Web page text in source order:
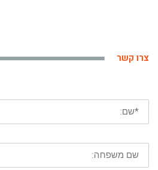
צרו קשר